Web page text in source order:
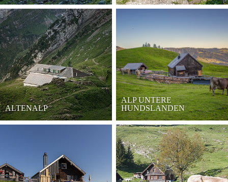
ALTENALP
ALP UNTERE
HUNDSLANDEN